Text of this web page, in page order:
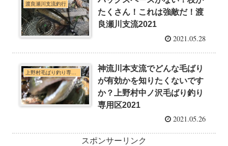
渡良瀬川支流釣行
たくさん！これは強敵だ！渡
良瀬川支流2021
2021.05.28
神流川本支流でどんな毛ばり
が有効かを知りたくないです
か？上野村中ノ沢毛ばり釣り
専用区2021
2021.05.26
スポンサーリンク